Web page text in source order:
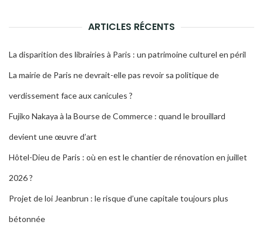
ARTICLES RÉCENTS
La disparition des librairies à Paris : un patrimoine culturel en péril
La mairie de Paris ne devrait-elle pas revoir sa politique de
verdissement face aux canicules ?
Fujiko Nakaya à la Bourse de Commerce : quand le brouillard
devient une œuvre d’art
Hôtel-Dieu de Paris : où en est le chantier de rénovation en juillet
2026 ?
Projet de loi Jeanbrun : le risque d’une capitale toujours plus
bétonnée